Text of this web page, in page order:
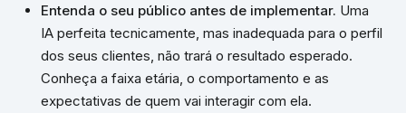
Entenda o seu público antes de implementar. Uma
IA perfeita tecnicamente, mas inadequada para o perfil
dos seus clientes, não trará o resultado esperado.
Conheça a faixa etária, o comportamento e as
expectativas de quem vai interagir com ela.